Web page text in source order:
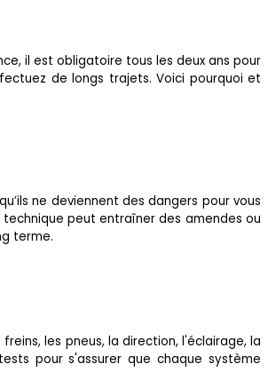
il est obligatoire tous les deux ans pour
de longs trajets. Voici pourquoi et
ne deviennent des dangers pour vous
peut entraîner des amendes ou
terme.
les pneus, la direction, l'éclairage, la
pour s'assurer que chaque système